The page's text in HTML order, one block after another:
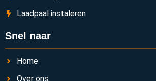
Laadpaal instaleren
Snel naar
Home
Over ons